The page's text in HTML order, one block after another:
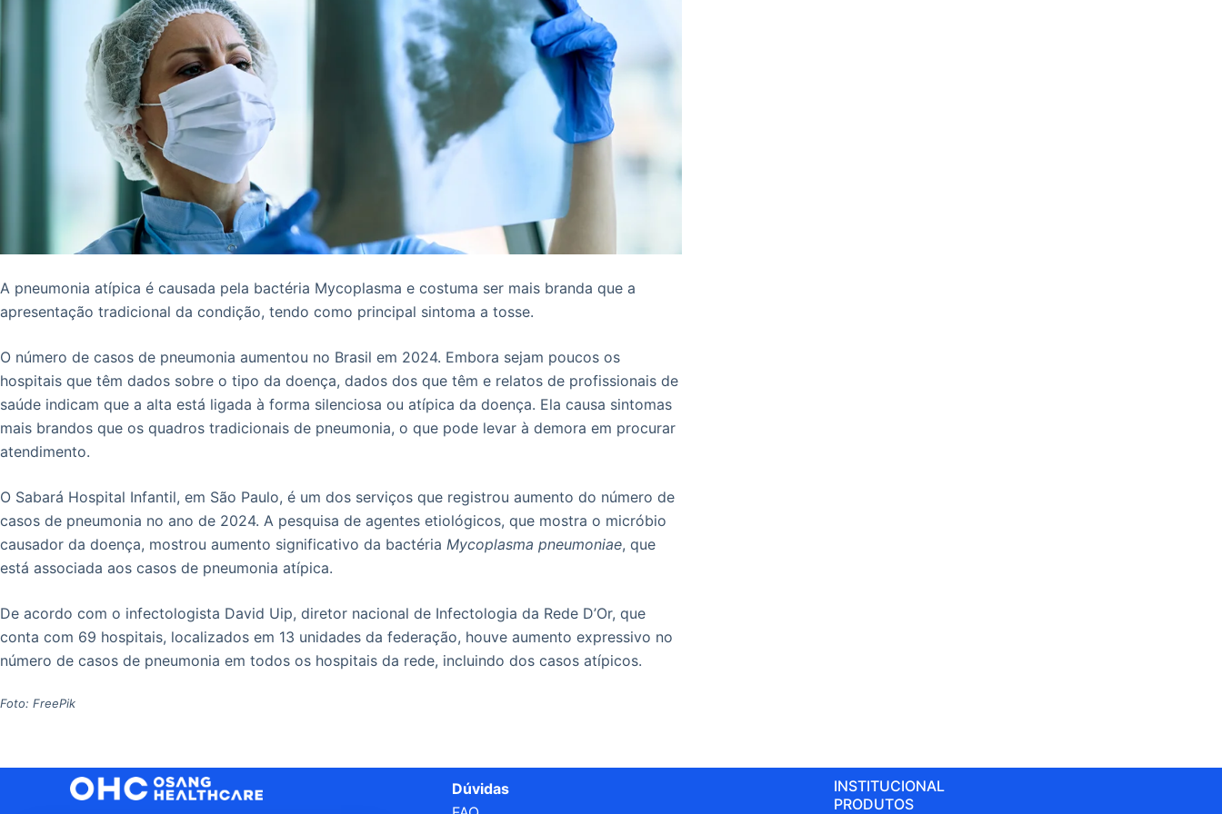
A pneumonia atípica é causada pela bactéria Mycoplasma e costuma ser mais branda que a
apresentação tradicional da condição, tendo como principal sintoma a tosse.
O número de casos de pneumonia aumentou no Brasil em 2024. Embora sejam poucos os
hospitais que têm dados sobre o tipo da doença, dados dos que têm e relatos de profissionais de
saúde indicam que a alta está ligada à forma silenciosa ou atípica da doença. Ela causa sintomas
mais brandos que os quadros tradicionais de pneumonia, o que pode levar à demora em procurar
atendimento.
O Sabará Hospital Infantil, em São Paulo, é um dos serviços que registrou aumento do número de
casos de pneumonia no ano de 2024. A pesquisa de agentes etiológicos, que mostra o micróbio
causador da doença, mostrou aumento significativo da bactéria Mycoplasma pneumoniae, que
está associada aos casos de pneumonia atípica.
De acordo com o infectologista David Uip, diretor nacional de Infectologia da Rede D’Or, que
conta com 69 hospitais, localizados em 13 unidades da federação, houve aumento expressivo no
número de casos de pneumonia em todos os hospitais da rede, incluindo dos casos atípicos.
Foto: FreePik
Dúvidas
INSTITUCIONAL
PRODUTOS